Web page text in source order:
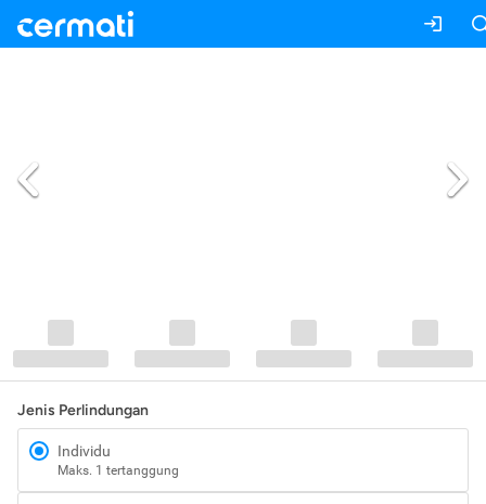
Jenis Perlindungan
Individu
Maks. 1 tertanggung